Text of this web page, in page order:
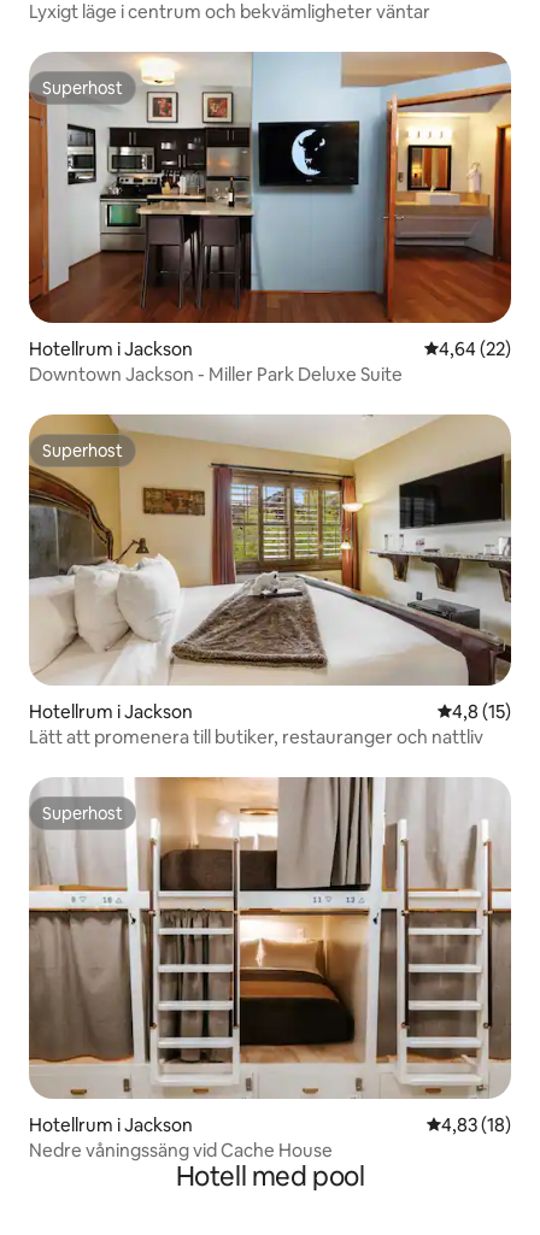
Lyxigt läge i centrum och bekvämligheter väntar
Superhost
Superhost
Hotellrum i Jackson 4,64 av 5 i
4,64 (22)
Downtown Jackson - Miller Park Deluxe Suite
Superhost
Superhost
Hotellrum i Jackson 4,8 av 5 i
4,8 (15)
Lätt att promenera till butiker, restauranger och nattliv
Superhost
Superhost
Hotellrum i Jackson 4,83 av 5 i
4,83 (18)
Nedre våningssäng vid Cache House
Hotell med pool